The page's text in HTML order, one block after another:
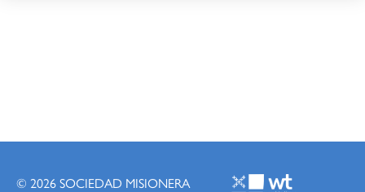
© 2026 SOCIEDAD MISIONERA